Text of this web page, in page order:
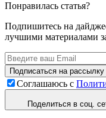
Понравилась статья?
Подпишитесь на
лучшими материалами
Соглашаюсь с
Поделиться в соц.